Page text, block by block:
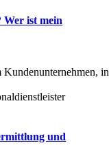
Wer ist mein
Kunden­un­ter­nehmen, in
und